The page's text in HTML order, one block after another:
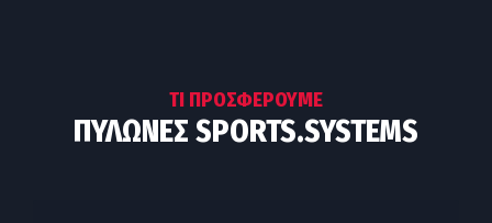
ΤΙ ΠΡΟΣΦΈΡΟΥΜΕ
ΠΥΛΏΝΕΣ SPORTS.SYSTEMS